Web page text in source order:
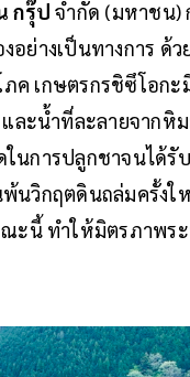
กรุ๊ป จำกัด (มหาชน)
อย่างเป็นทางการ
เกษตรกรชิซึโอกะ
ะน้ำที่ละลายจากหิ
การปลูกชาจนได้รั
วิกฤตดินถล่มครั้งใ
นี้ ทำให้มิตรภาพร